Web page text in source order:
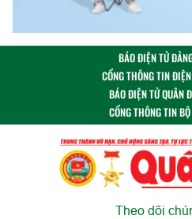
BÁO ĐIỆN TỬ
CỔNG THÔNG TIN
BÁO ĐIỆN TỬ QUÂN
CỔNG THÔNG TIN
Theo dõi